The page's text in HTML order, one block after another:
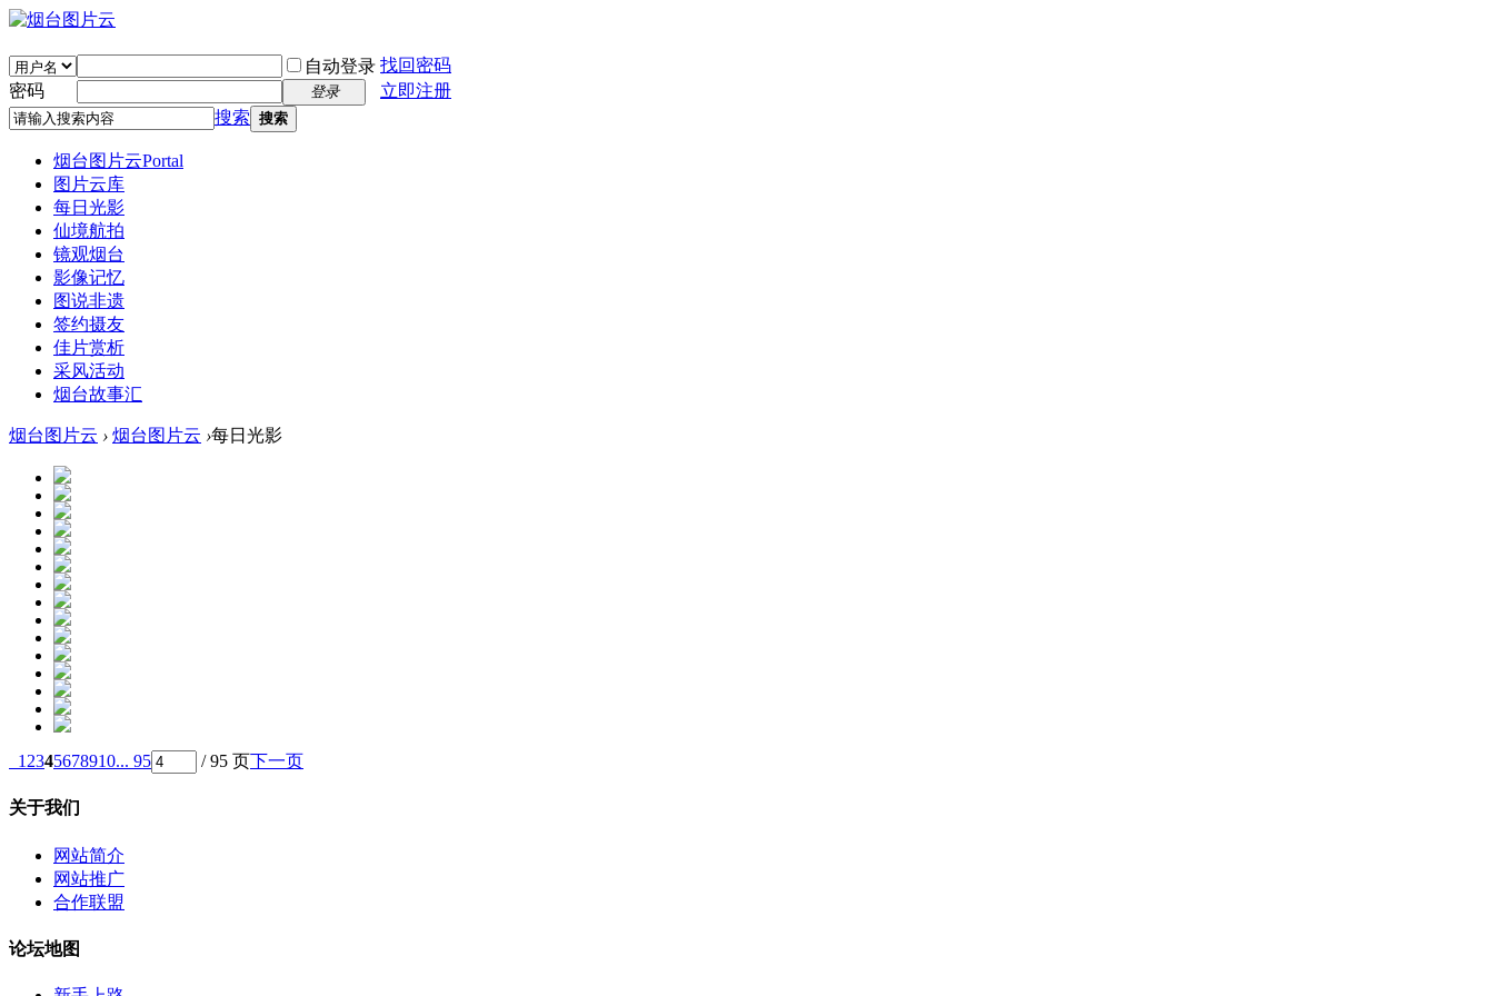
自动登录 找回密码
密码
登录
立即注册
搜索 搜索
烟台图片云Portal
图片云库
每日光影
仙境航拍
镜观烟台
影像记忆
图说非遗
签约摄友
佳片赏析
采风活动
烟台故事汇
烟台图片云 › 烟台图片云 ›每日光影
1 2345678910... 95 / 95 页下一页
关于我们
网站简介
网站推广
合作联盟
论坛地图